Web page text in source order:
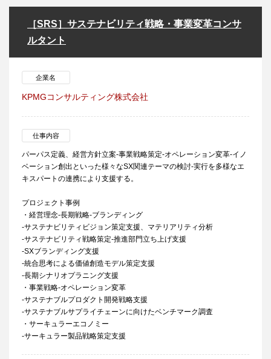
［SRS］サステナビリティ戦略・事業変革コンサ
ルタント
企業名
KPMGコンサルティング株式会社
仕事内容
パーパス定義、経営方針立案-事業戦略策定-オペレーション変革-イノ
ベーション創出といった様々なSX関連テーマの検討-実行を多様なエ
キスパートの連携により支援する。
プロジェクト事例
・経営理念-長期戦略-ブランディング
-サステナビリティビジョン策定支援、マテリアリティ分析
-サステナビリティ戦略策定-推進部門立ち上げ支援
-SXブランディング支援
-統合思考による価値創造モデル策定支援
-長期シナリオプラニング支援
・事業戦略-オペレーション変革
-サステナブルプロダクト開発戦略支援
-サステナブルサプライチェーンに向けたベンチマーク調査
・サーキュラーエコノミー
-サーキュラー製品戦略策定支援